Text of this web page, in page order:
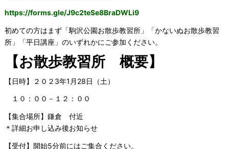
https://forms.gle/J9c2teSe8BraDWLi9
初めての方はまず「駒沢公園お散歩教習所」「かないぬお散歩教習
所」「平日講座」のいずれかにご参加ください。
【お散歩教習所 概要】
【日時】２０２3年1月28日（土）
１０：００－１２：００
【集合場所】鎌倉 付近
＊詳細お申し込み後お知らせ
【受付】開始5分前にはご集合ください。